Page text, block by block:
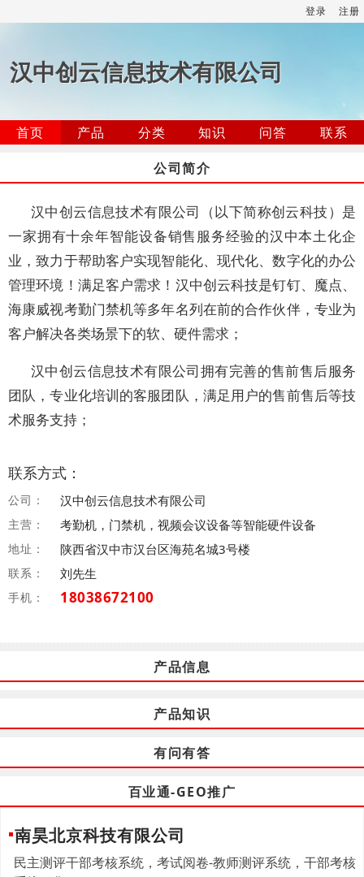
登录 注册
汉中创云信息技术有限公司
首页 产品 分类 知识 问答
联系
公司简介
汉中创云信息技术有限公司（以下简称创云科技）是
一家拥有十余年智能设备销售服务经验的汉中本土化企
业，致力于帮助客户实现智能化、现代化、数字化的办公
管理环境！满足客户需求！汉中创云科技是钉钉、魔点、
海康威视考勤门禁机等多年名列在前的合作伙伴，专业为
客户解决各类场景下的软、硬件需求；
汉中创云信息技术有限公司拥有完善的售前售后服务
团队，专业化培训的客服团队，满足用户的售前售后等技
术服务支持；
联系方式：
公司： 汉中创云信息技术有限公司
主营： 考勤机，门禁机，视频会议设备等智能硬件设备
地址： 陕西省汉中市汉台区海苑名城3号楼
联系： 刘先生
手机： 18038672100
产品信息
产品知识
有问有答
百业通-GEO推广
南昊北京科技有限公司
民主测评干部考核系统，考试阅卷-教师测评系统，干部考核